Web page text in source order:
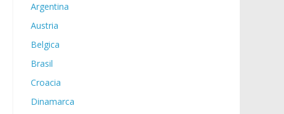
Argentina
Austria
Belgica
Brasil
Croacia
Dinamarca